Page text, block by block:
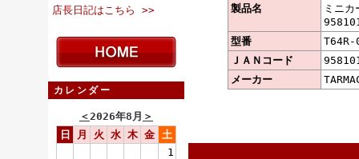
店長日記はこちら >>
カレンダー
＜2026年8月 ＞
日
月 火 水 木 金 土
1
製品名
ミニ
型番
T64R-
ＪＡＮコード
メーカー